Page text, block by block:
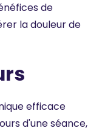
de
la douleur de
efficace
d'une séance,